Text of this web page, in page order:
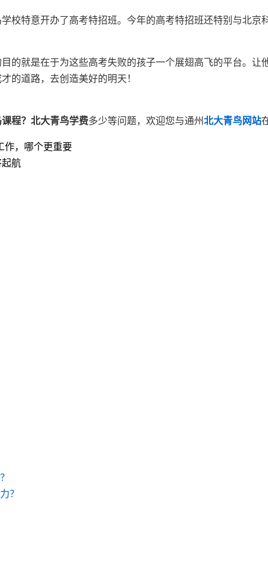
校特意开办了高考特招班。今年的高考特招班还特别与北
的就是在于为这些高考失败的孩子一个展翅高飞的平台。
的道路，去创造美好的明天！
程？北大青鸟学费多少等问题，欢迎您与通州北大青鸟网站
作，哪个更重要
航
？